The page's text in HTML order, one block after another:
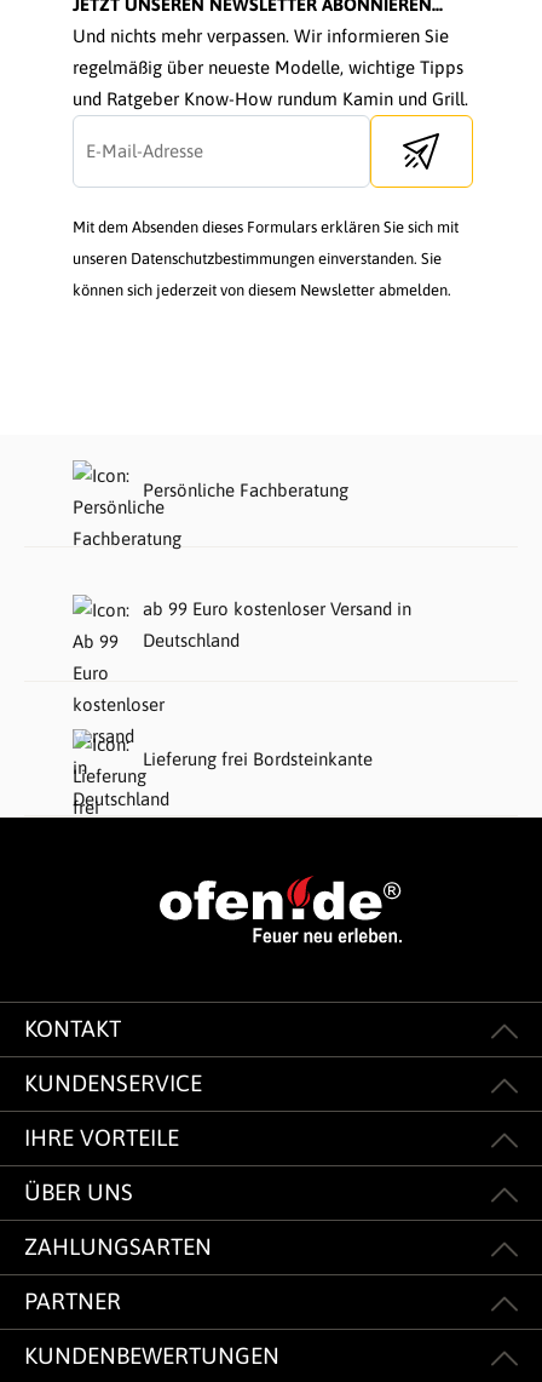
Und nichts mehr verpassen. Wir informieren Sie
regelmäßig über neueste Modelle, wichtige Tipps
und Ratgeber Know-How rundum Kamin und Grill.
Send newsletter
Mit dem Absenden dieses Formulars erklären Sie sich mit
unseren Datenschutzbestimmungen einverstanden. Sie
können sich jederzeit von diesem Newsletter abmelden.
Persönliche Fachberatung
ab 99 Euro kostenloser Versand in
Deutschland
Lieferung frei Bordsteinkante
KONTAKT
KUNDENSERVICE
IHRE VORTEILE
ÜBER UNS
ZAHLUNGSARTEN
PARTNER
KUNDENBEWERTUNGEN